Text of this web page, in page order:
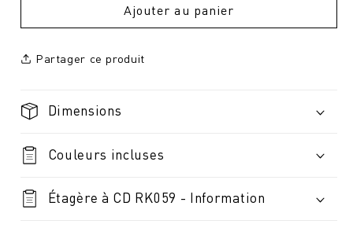
Ajouter au panier
Partager ce produit
Dimensions
Couleurs incluses
Étagère à CD RK059 - Information